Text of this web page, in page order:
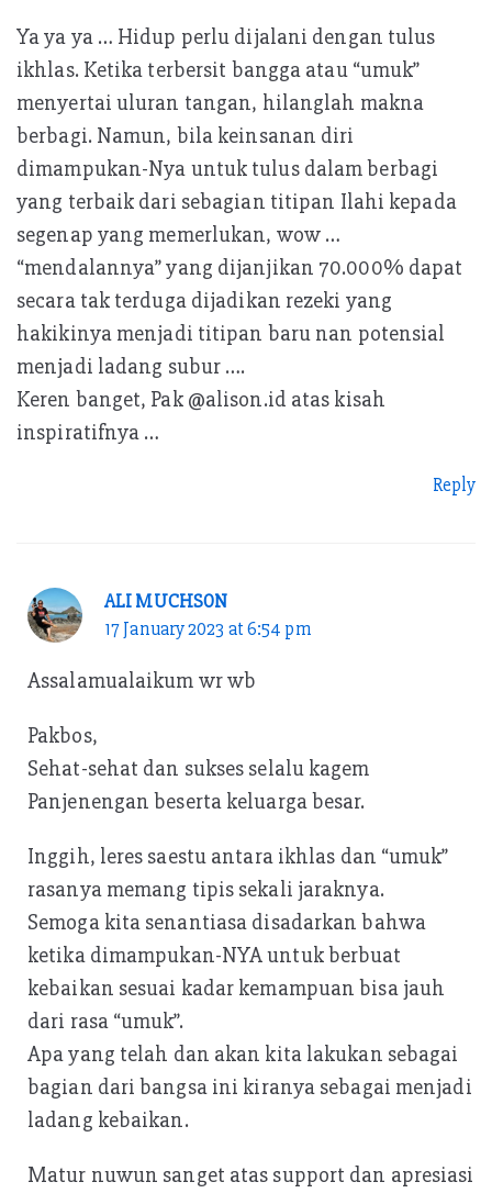
Ya ya ya … Hidup perlu dijalani dengan tulus
ikhlas. Ketika terbersit bangga atau “umuk”
menyertai uluran tangan, hilanglah makna
berbagi. Namun, bila keinsanan diri
dimampukan-Nya untuk tulus dalam berbagi
yang terbaik dari sebagian titipan Ilahi kepada
segenap yang memerlukan, wow …
“mendalannya” yang dijanjikan 70.000% dapat
secara tak terduga dijadikan rezeki yang
hakikinya menjadi titipan baru nan potensial
menjadi ladang subur ….
Keren banget, Pak @alison.id atas kisah
inspiratifnya …
Reply
ALI MUCHSON
17 January 2023 at 6:54 pm
Assalamualaikum wr wb
Pakbos,
Sehat-sehat dan sukses selalu kagem
Panjenengan beserta keluarga besar.
Inggih, leres saestu antara ikhlas dan “umuk”
rasanya memang tipis sekali jaraknya.
Semoga kita senantiasa disadarkan bahwa
ketika dimampukan-NYA untuk berbuat
kebaikan sesuai kadar kemampuan bisa jauh
dari rasa “umuk”.
Apa yang telah dan akan kita lakukan sebagai
bagian dari bangsa ini kiranya sebagai menjadi
ladang kebaikan.
Matur nuwun sanget atas support dan apresiasi